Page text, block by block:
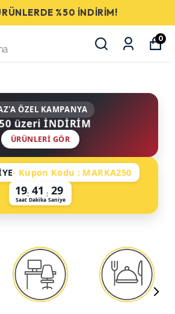
%50 İNDİRİM!
0
ÖZEL KAMPANYA
üzeri İNDİRİM
ÜRÜNLERI GÖR
- Kupon Kodu : MARKA250
19
Saat
: 41
Dakika
: 29
Saniye